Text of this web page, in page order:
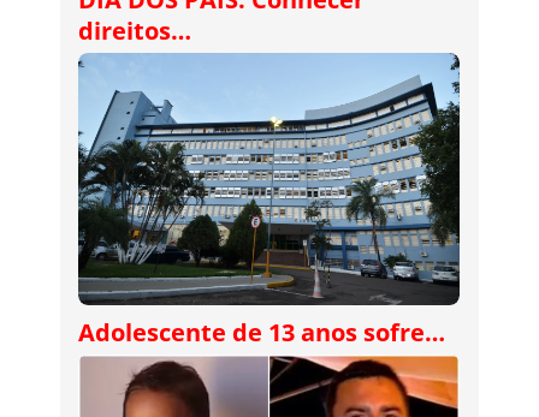
direitos…
Adolescente de 13 anos sofre…